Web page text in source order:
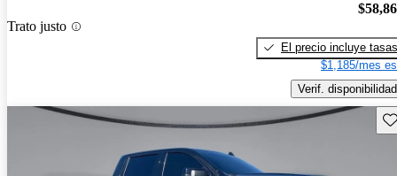
Trato justo
El precio incluye tasas
$1,185/mes
Verif. disponibilidad